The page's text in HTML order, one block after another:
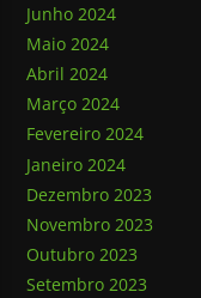
Junho 2024
Maio 2024
Abril 2024
Março 2024
Fevereiro 2024
Janeiro 2024
Dezembro 2023
Novembro 2023
Outubro 2023
Setembro 2023